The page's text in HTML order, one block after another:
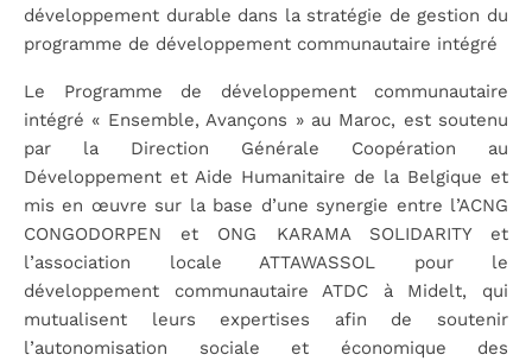
développement durable dans la stratégie de gestion du
programme de développement communautaire intégré
Le Programme de développement communautaire
intégré « Ensemble, Avançons » au Maroc, est soutenu
par la Direction Générale Coopération au
Développement et Aide Humanitaire de la Belgique et
mis en œuvre sur la base d’une synergie entre l’ACNG
CONGODORPEN et ONG KARAMA SOLIDARITY et
l’association locale ATTAWASSOL pour le
développement communautaire ATDC à Midelt, qui
mutualisent leurs expertises afin de soutenir
l’autonomisation sociale et économique des